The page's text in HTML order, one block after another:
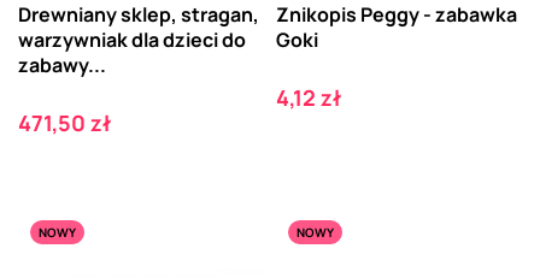
Drewniany sklep, stragan,
warzywniak dla dzieci do
zabawy...
Cena
471,50 zł
Znikopis Peggy - zabawka
Goki
Cena
4,12 zł
NOWY NOWY